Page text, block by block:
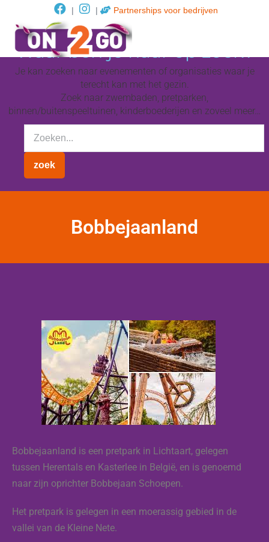
| | Partnerships voor bedrijven
Waar ben je naar op zoek?
Je kan zoeken naar evenementen of organisaties waar je
terecht kan met het gezin.
Zoek naar zwembaden, pretparken,
binnen/buitenspeeltuinen, kinderboederijen en zoveel meer…
Bobbejaanland
Bobbejaanland is een pretpark in Lichtaart, gelegen
tussen Herentals en Kasterlee in België, en is genoemd
naar zijn oprichter Bobbejaan Schoepen.
Het pretpark is gelegen in een moerassig gebied in de
vallei van de Kleine Nete.